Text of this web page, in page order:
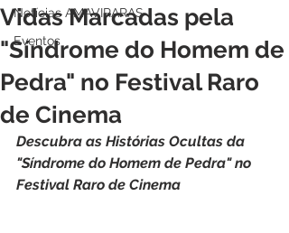
Notícias AMAVIRARAS
Eventos
Vidas Marcadas pela
"Síndrome do Homem de
Pedra" no Festival Raro
de Cinema
Descubra as Histórias Ocultas da
"Síndrome do Homem de Pedra" no
Festival Raro de Cinema